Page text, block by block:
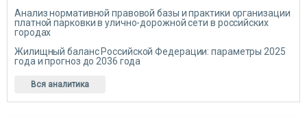
Анализ нормативной правовой базы и практики организации
платной парковки в улично-дорожной сети в российских
городах
Жилищный баланс Российской Федерации: параметры 2025
года и прогноз до 2036 года
Вся аналитика